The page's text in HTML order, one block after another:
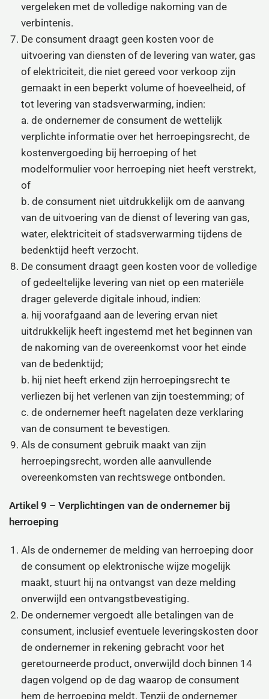
vergeleken met de volledige nakoming van de
verbintenis.
De consument draagt geen kosten voor de
uitvoering van diensten of de levering van water, gas
of elektriciteit, die niet gereed voor verkoop zijn
gemaakt in een beperkt volume of hoeveelheid, of
tot levering van stadsverwarming, indien:
a. de ondernemer de consument de wettelijk
verplichte informatie over het herroepingsrecht, de
kostenvergoeding bij herroeping of het
modelformulier voor herroeping niet heeft verstrekt,
of
b. de consument niet uitdrukkelijk om de aanvang
van de uitvoering van de dienst of levering van gas,
water, elektriciteit of stadsverwarming tijdens de
bedenktijd heeft verzocht.
De consument draagt geen kosten voor de volledige
of gedeeltelijke levering van niet op een materiële
drager geleverde digitale inhoud, indien:
a. hij voorafgaand aan de levering ervan niet
uitdrukkelijk heeft ingestemd met het beginnen van
de nakoming van de overeenkomst voor het einde
van de bedenktijd;
b. hij niet heeft erkend zijn herroepingsrecht te
verliezen bij het verlenen van zijn toestemming; of
c. de ondernemer heeft nagelaten deze verklaring
van de consument te bevestigen.
Als de consument gebruik maakt van zijn
herroepingsrecht, worden alle aanvullende
overeenkomsten van rechtswege ontbonden.
Artikel 9 – Verplichtingen van de ondernemer bij
herroeping
Als de ondernemer de melding van herroeping door
de consument op elektronische wijze mogelijk
maakt, stuurt hij na ontvangst van deze melding
onverwijld een ontvangstbevestiging.
De ondernemer vergoedt alle betalingen van de
consument, inclusief eventuele leveringskosten door
de ondernemer in rekening gebracht voor het
geretourneerde product, onverwijld doch binnen 14
dagen volgend op de dag waarop de consument
hem de herroeping meldt. Tenzij de ondernemer